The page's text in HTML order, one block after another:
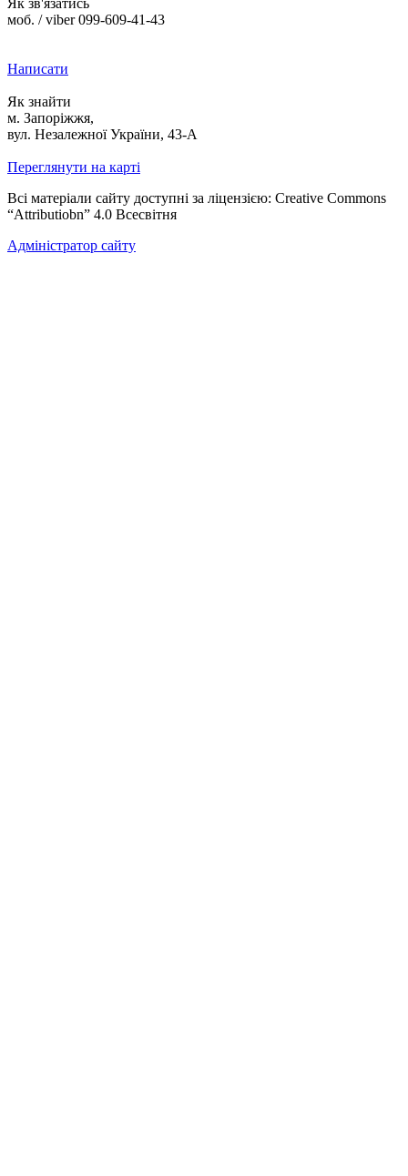
Як зв'язатись
моб. / viber 099-609-41-43
Написати
Як знайти
м. Запоріжжя,
вул. Незалежної України, 43-А
Переглянути на карті
Всі матеріали сайту доступні за ліцензією: Creative Commons
“Attributiobn” 4.0 Всесвітня
Адміністратор сайту